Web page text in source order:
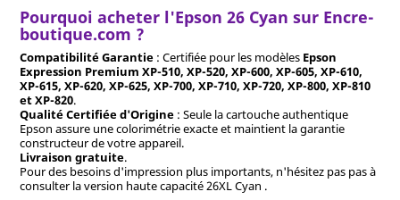
Pourquoi acheter l'Epson 26 Cyan sur Encre-
boutique.com ?
Compatibilité Garantie: Certifiée pour les modèles Epson
Expression Premium XP-510, XP-520, XP-600, XP-605, XP-610,
XP-615, XP-620, XP-625, XP-700, XP-710, XP-720, XP-800, XP-810
et XP-820.
Qualité Certifiée d'Origine: Seule la cartouche authentique
Epson assure une colorimétrie exacte et maintient la garantie
constructeur de votre appareil.
Livraison gratuite.
Pour des besoins d'impression plus importants, n'hésitez pas pas à
consulter la version haute capacité 26XL Cyan .